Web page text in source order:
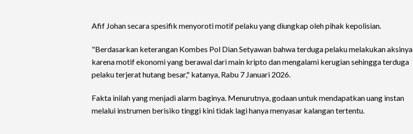
Afif Johan secara spesifik menyoroti motif pelaku yang diungkap oleh pihak kepolisian.
"Berdasarkan keterangan Kombes Pol Dian Setyawan bahwa terduga pelaku melakukan aksinya
karena motif ekonomi yang berawal dari main kripto dan mengalami kerugian sehingga terduga
pelaku terjerat hutang besar," katanya, Rabu 7 Januari 2026.
Fakta inilah yang menjadi alarm baginya. Menurutnya, godaan untuk mendapatkan uang instan
melalui instrumen berisiko tinggi kini tidak lagi hanya menyasar kalangan tertentu.